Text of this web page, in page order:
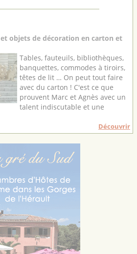
objets de décoration en carton et
Tables, fauteuils, bibliothèques,
banquettes, commodes à tiroirs,
têtes de lit … On peut tout faire
avec du carton ! C'est ce que
prouvent Marc et Agnès avec un
talent indiscutable et une
Découvrir